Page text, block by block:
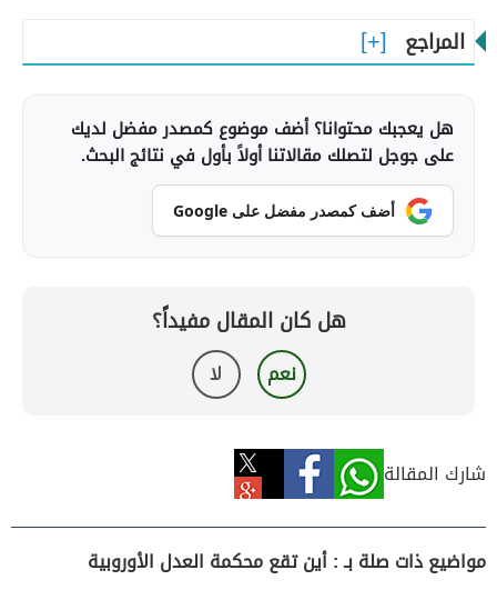
المراجع
هل يعجبك محتوانا؟ أضف موضوع كمصدر مفضل لديك
على جوجل لتصلك مقالاتنا أولاً بأول في نتائج البحث.
أضف كمصدر مفضل على Google
هل كان المقال مفيداً؟
نعم لا
شارك المقالة
مواضيع ذات صلة بـ : أين تقع محكمة العدل الأوروبية